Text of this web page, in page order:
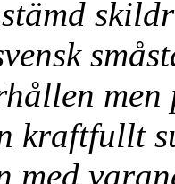
kraftfullt
med